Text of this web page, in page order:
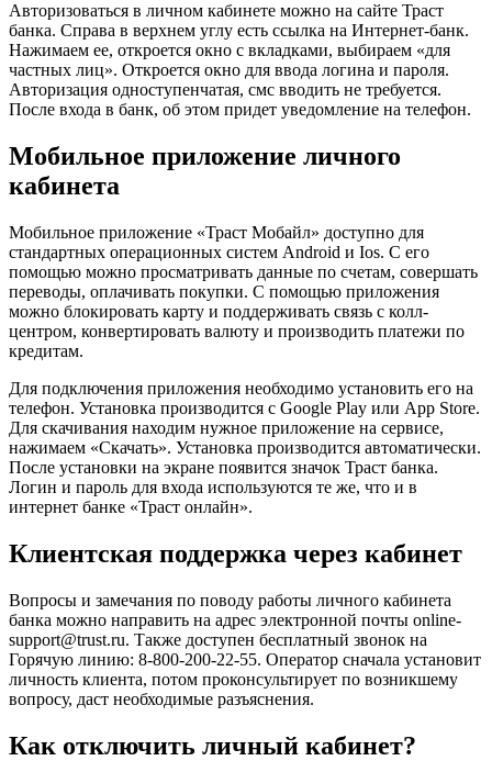
Авторизоваться в личном кабинете можно на сайте Траст
банка. Справа в верхнем углу есть ссылка на Интернет-банк.
Нажимаем ее, откроется окно с вкладками, выбираем «для
частных лиц». Откроется окно для ввода логина и пароля.
Авторизация одноступенчатая, смс вводить не требуется.
После входа в банк, об этом придет уведомление на телефон.
Мобильное приложение личного
кабинета
Мобильное приложение «Траст Мобайл» доступно для
стандартных операционных систем Android и Ios. С его
помощью можно просматривать данные по счетам, совершать
переводы, оплачивать покупки. С помощью приложения
можно блокировать карту и поддерживать связь с колл-
центром, конвертировать валюту и производить платежи по
кредитам.
Для подключения приложения необходимо установить его на
телефон. Установка производится с Google Play или App Store.
Для скачивания находим нужное приложение на сервисе,
нажимаем «Скачать». Установка производится автоматически.
После установки на экране появится значок Траст банка.
Логин и пароль для входа используются те же, что и в
интернет банке «Траст онлайн».
Клиентская поддержка через кабинет
Вопросы и замечания по поводу работы личного кабинета
банка можно направить на адрес электронной почты online-
support@trust.ru. Также доступен бесплатный звонок на
Горячую линию: 8-800-200-22-55. Оператор сначала установит
личность клиента, потом проконсультирует по возникшему
вопросу, даст необходимые разъяснения.
Как отключить личный кабинет?